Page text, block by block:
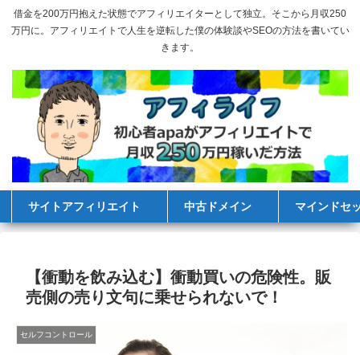
借金を200万円抱えた状態でアフィリエイターとして独立。そこから月収250
万円に。アフィリエイトで人生を逆転した僕の体験談やSEOの方法を書いてい
きます。
サイトアフィリエイト 中古ドメイン マインドセ
【衝動を飲み込む】衝動買いの危険性。販
売側の売り文句に乗せられないで！
セルフコントロール